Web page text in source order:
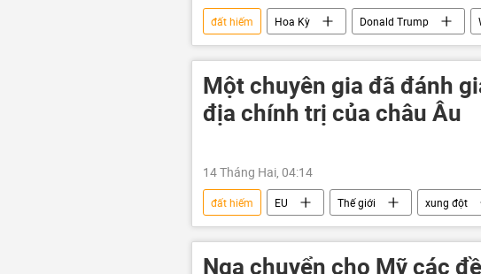
đất hiếm Hoa Kỳ Donald Trump
thông tin
Thế giới Báo chí thế giới
Một chuyên gia đã đánh
địa chính trị của châu Âu
14 Tháng Hai, 04:14
đất hiếm EU Thế giới xung đột
chuyên gia
vũ khí hạt nhân lương
năng lượng hạt nhân
Nga chuyển cho Mỹ các